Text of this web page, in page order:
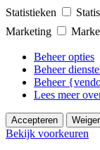
Statistieken
Marketing
Beheer opties
Beheer
Beheer
Lees meer
Accepteren
Bekijk voorkeuren